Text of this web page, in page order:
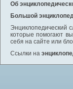
Об
Большой
Энциклопедический
которые помогают
себя на сайте или
Ссылки на